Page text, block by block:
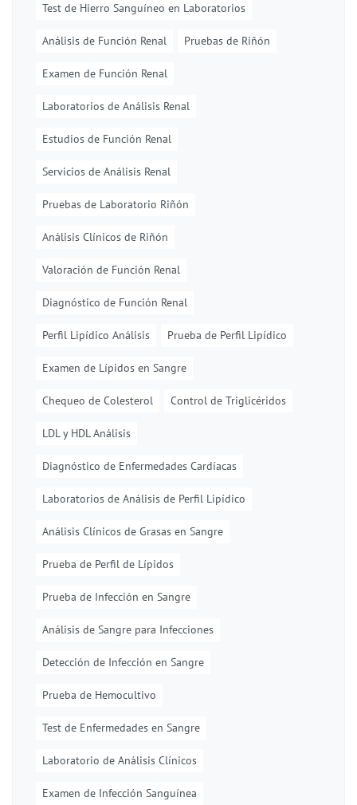
Test de Hierro Sanguíneo en Laboratorios
Análisis de Función Renal Pruebas de Riñón
Examen de Función Renal
Laboratorios de Análisis Renal
Estudios de Función Renal
Servicios de Análisis Renal
Pruebas de Laboratorio Riñón
Análisis Clínicos de Riñón
Valoración de Función Renal
Diagnóstico de Función Renal
Perfil Lipídico Análisis Prueba de Perfil Lipídico
Examen de Lípidos en Sangre
Chequeo de Colesterol Control de Triglicéridos
LDL y HDL Análisis
Diagnóstico de Enfermedades Cardíacas
Laboratorios de Análisis de Perfil Lipídico
Análisis Clínicos de Grasas en Sangre
Prueba de Perfil de Lípidos
Prueba de Infección en Sangre
Análisis de Sangre para Infecciones
Detección de Infección en Sangre
Prueba de Hemocultivo
Test de Enfermedades en Sangre
Laboratorio de Análisis Clínicos
Examen de Infección Sanguínea